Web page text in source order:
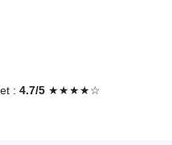
: 4.7/5 ★★★★☆